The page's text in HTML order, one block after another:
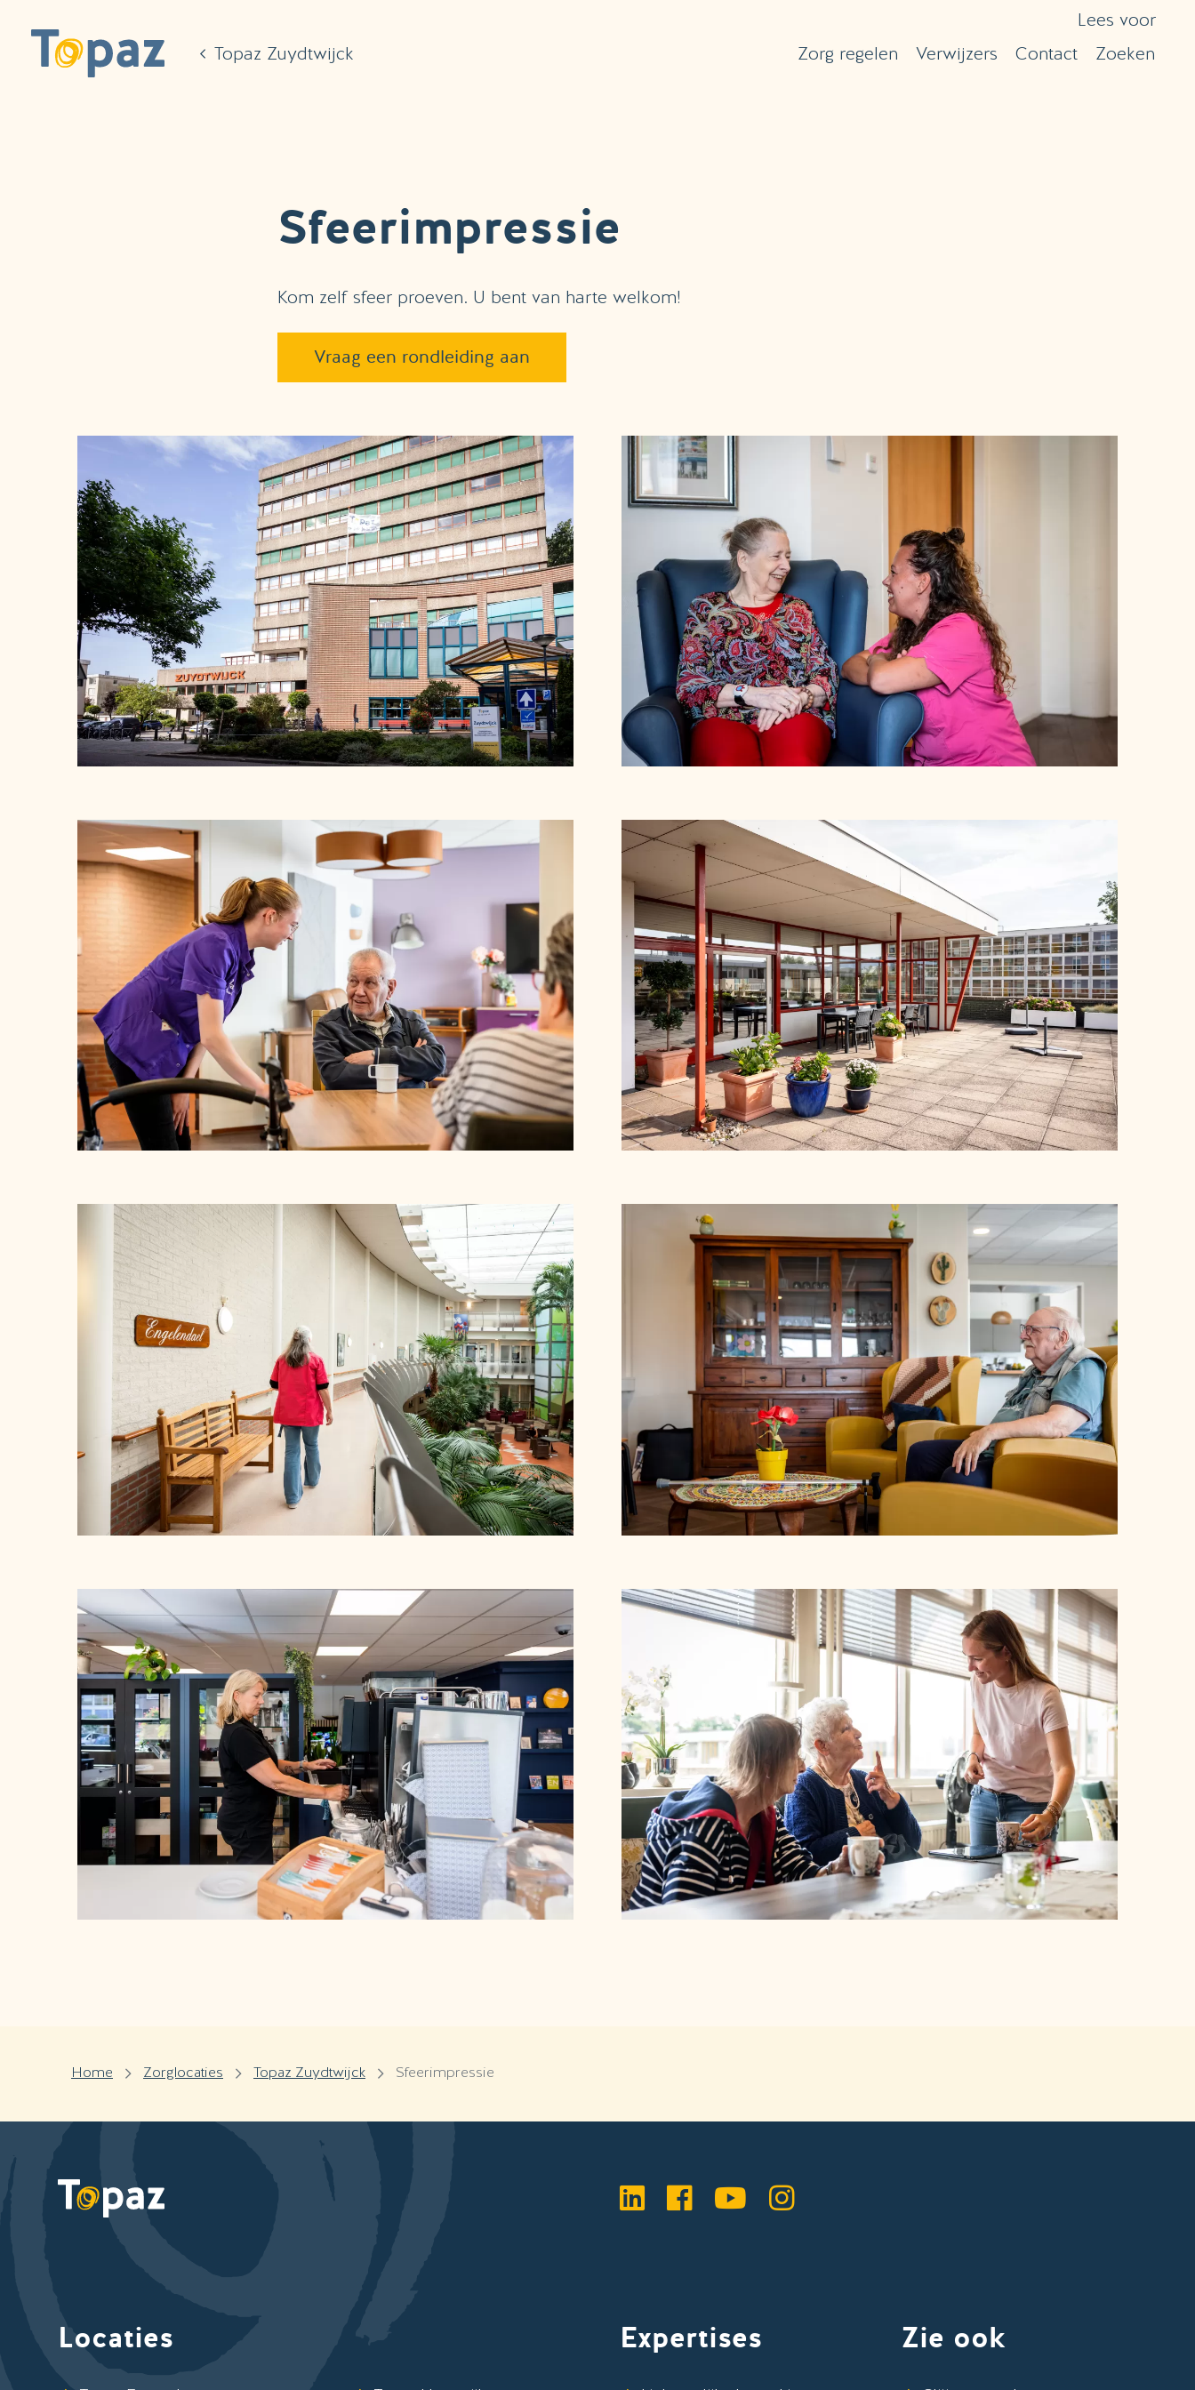
Topaz Zuydtwijck
Lees voor
Zorg regelen
Verwijzers Contact Zoeken
Sfeerimpressie
Kom zelf sfeer proeven. U bent van harte welkom!
Vraag een rondleiding aan
Home Zorglocaties Topaz Zuydtwijck Sfeerimpressie
LinkedIn
Facebook
YouTubeInstagram
Locaties Expertises Zie ook